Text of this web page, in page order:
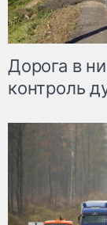
Дорога в
контроль